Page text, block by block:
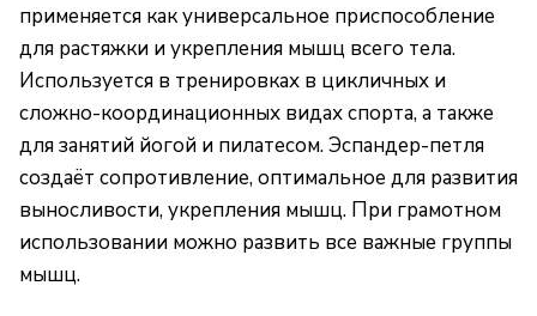
применяется как универсальное приспособление
для растяжки и укрепления мышц всего тела.
Используется в тренировках в цикличных и
сложно-координационных видах спорта, а также
для занятий йогой и пилатесом. Эспандер-петля
создаёт сопротивление, оптимальное для развития
выносливости, укрепления мышц. При грамотном
использовании можно развить все важные группы
мышц.